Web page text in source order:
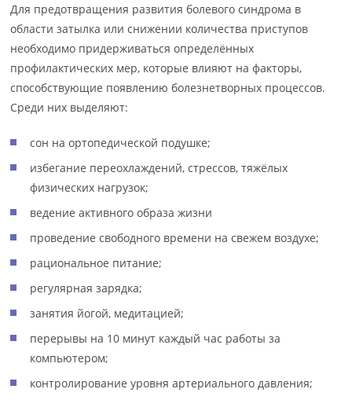
Для предотвращения развития болевого синдрома в
области затылка или снижении количества приступов
необходимо придерживаться определённых
профилактических мер, которые влияют на факторы,
способствующие появлению болезнетворных процессов.
Среди них выделяют:
сон на ортопедической подушке;
избегание переохлаждений, стрессов, тяжёлых
физических нагрузок;
ведение активного образа жизни
проведение свободного времени на свежем воздухе;
рациональное питание;
регулярная зарядка;
занятия йогой, медитацией;
перерывы на 10 минут каждый час работы за
компьютером;
контролирование уровня артериального давления;